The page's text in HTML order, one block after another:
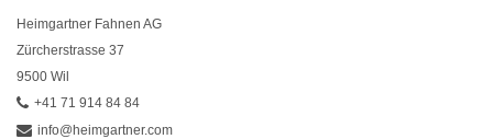
Heimgartner Fahnen AG
Zürcherstrasse 37
9500 Wil
+41 71 914 84 84
info@heimgartner.com